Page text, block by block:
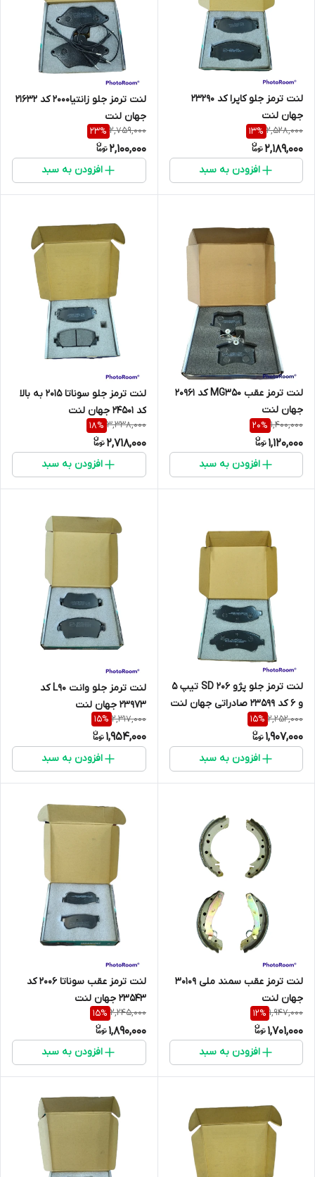
لنت ترمز جلو کاپرا کد 23290
جهان لنت
2,528,000
13%
2,189,000
افزودن به سبد
لنت ترمز جلو زانتیا2000 کد 21632
جهان لنت
2,759,000
23%
2,100,000
افزودن به سبد
لنت ترمز عقب MG350 کد 20961
جهان لنت
1,400,000
20%
1,120,000
افزودن به سبد
لنت ترمز جلو سوناتا 2015 به بالا
کد 24501 جهان لنت
3,338,000
18%
2,718,000
افزودن به سبد
لنت ترمز جلو پژو 206 SD تیپ 5
و 6 کد 23599 صادراتی جهان لنت
2,252,000
15%
1,907,000
افزودن به سبد
لنت ترمز جلو وانت L90 کد
23973 جهان لنت
2,317,000
15%
1,954,000
افزودن به سبد
لنت ترمز عقب سمند ملی 30109
جهان لنت
1,947,000
12%
1,701,000
افزودن به سبد
لنت ترمز عقب سوناتا 2006 کد
23543 جهان لنت
2,245,000
15%
1,890,000
افزودن به سبد